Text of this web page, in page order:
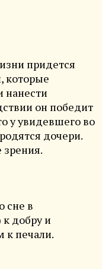
придется
которые
нанести
он победит
у увидевшего во
дочери.
сне в
добру и
к печали.